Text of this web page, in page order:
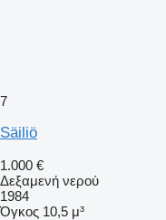
7
Säiliö
1.000 €
Δεξαμενή νερού
1984
Όγκος 10,5 μ³